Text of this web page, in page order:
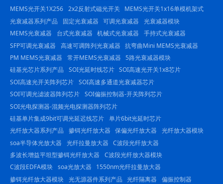
MEMS光开关1X256 2x2反射式磁光开关
MEMS光开关1x16单模机架式
光衰减器系列产品
固定光衰减器 可调光衰减器
光衰减器模块
MEMS光衰减器
台式光衰减器 机械式光衰减器
手持式光衰减器
SFP可调光衰减器
高速可调阵列光衰减器 抗弯曲Mini MEMS光衰减器
PM MEMS光衰减器
常开MEMS光衰减器 5路光衰减器模块
硅基光芯片系列产品
SOI光延时线芯片 SOI高速光开关1x8芯片
SOI高速光开关阵列芯片 SOI高速多通道光衰减器芯片
SOI可调光滤波器阵列芯片 SOI偏振控制器-开关阵列芯片
SOI光电探测器-混频光电探测器阵列芯片
硅基单片集成9bit可调光延迟线芯片 单片6bit光延时芯片
光纤放大器系列产品
掺铒光纤放大器 保偏光纤放大器
光纤放大器模块
soa半导体光放大器
光纤拉曼放大器 C波段光纤放大器
多波长增益平坦型掺铒光纤放大器
C波段光纤放大器模块
C波段EDFA模块 soa光放大器
1550nm光纤拉曼放大器
掺铒光纤放大器模块 光无源器件系列产品 光纤隔离器
偏振控制器